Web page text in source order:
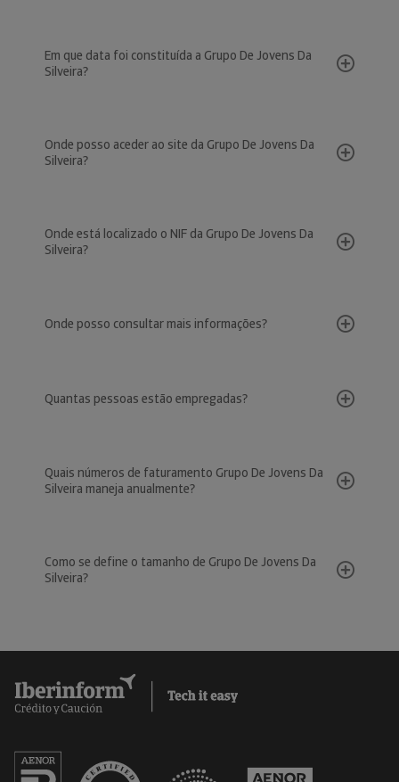
Em que data foi constituída a Grupo De Jovens Da
Silveira?
Onde posso aceder ao site da Grupo De Jovens Da
Silveira?
Onde está localizado o NIF da Grupo De Jovens Da
Silveira?
Onde posso consultar mais informações?
Quantas pessoas estão empregadas?
Quais números de faturamento Grupo De Jovens Da
Silveira maneja anualmente?
Como se define o tamanho de Grupo De Jovens Da
Silveira?